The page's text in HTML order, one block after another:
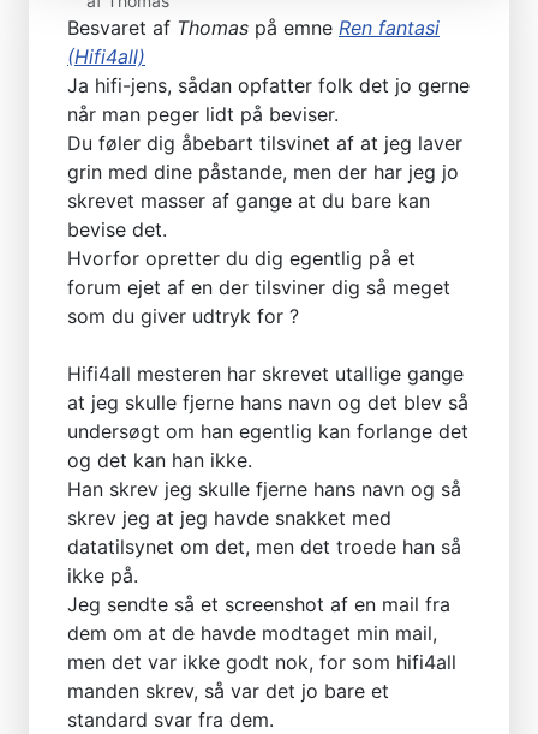
Besvaret af Thomas på emne Ren fantasi
(Hifi4all)
Ja hifi-jens, sådan opfatter folk det jo gerne
når man peger lidt på beviser.
Du føler dig åbebart tilsvinet af at jeg laver
grin med dine påstande, men der har jeg jo
skrevet masser af gange at du bare kan
bevise det.
Hvorfor opretter du dig egentlig på et
forum ejet af en der tilsviner dig så meget
som du giver udtryk for ?
Hifi4all mesteren har skrevet utallige gange
at jeg skulle fjerne hans navn og det blev så
undersøgt om han egentlig kan forlange det
og det kan han ikke.
Han skrev jeg skulle fjerne hans navn og så
skrev jeg at jeg havde snakket med
datatilsynet om det, men det troede han så
ikke på.
Jeg sendte så et screenshot af en mail fra
dem om at de havde modtaget min mail,
men det var ikke godt nok, for som hifi4all
manden skrev, så var det jo bare et
standard svar fra dem.